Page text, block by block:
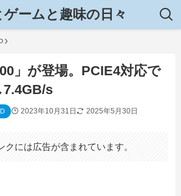
ゲームと趣味の日々
」が登場。PCIE4対応で
7.4GB/s
2023年10月31日 2025年5月30日
クには広告が含まれています。